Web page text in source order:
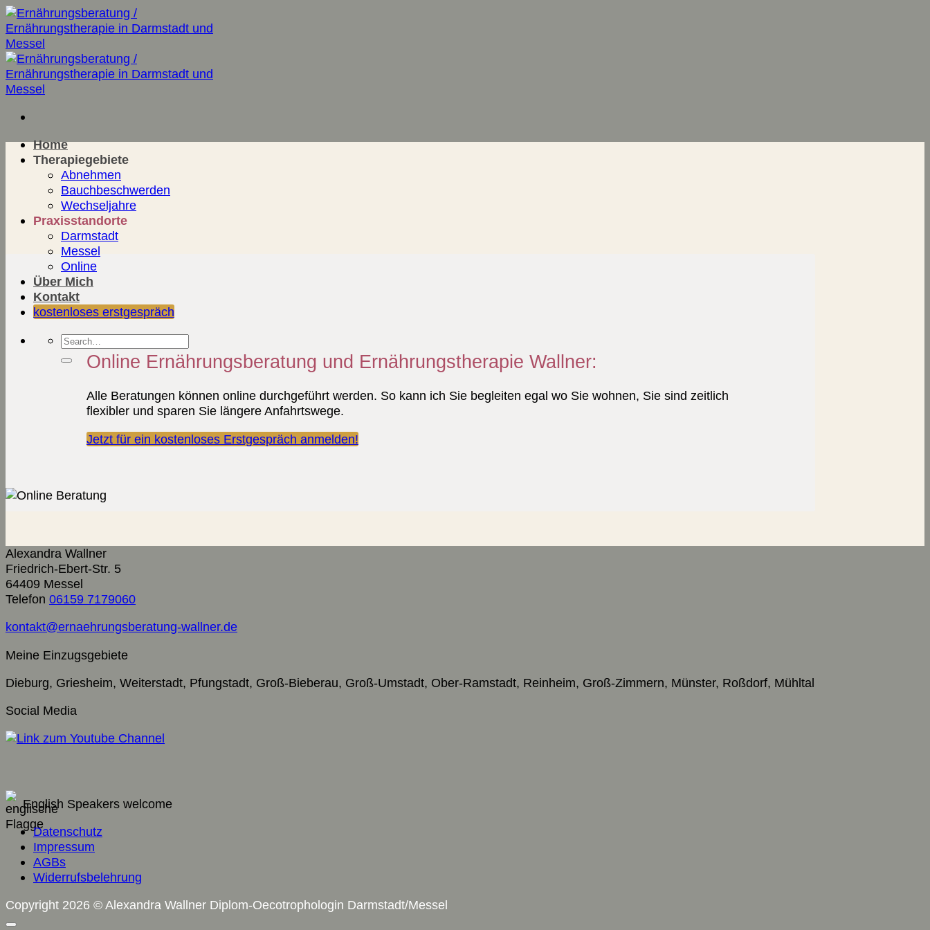
Zum
Inhalt
springen
Home
Therapiegebiete
Abnehmen
Bauchbeschwerden
Wechseljahre
Praxisstandorte
Darmstadt
Messel
Online
Über Mich
Kontakt
kostenloses erstgespräch
Online Ernährungsberatung und Ernährungstherapie Wallner:
Alle Beratungen können online durchgeführt werden. So kann ich Sie begleiten egal wo Sie wohnen, Sie sind zeitlich
flexibler und sparen Sie längere Anfahrtswege.
Jetzt für ein kostenloses Erstgespräch anmelden!
Alexandra Wallner
Friedrich-Ebert-Str. 5
64409 Messel
Telefon 06159 7179060
kontakt@ernaehrungsberatung-wallner.de
Meine Einzugsgebiete
Dieburg, Griesheim, Weiterstadt, Pfungstadt, Groß-Bieberau, Groß-Umstadt, Ober-Ramstadt, Reinheim, Groß-Zimmern, Münster, Roßdorf, Mühltal
Social Media
English Speakers welcome
Datenschutz
Impressum
AGBs
Widerrufsbelehrung
Copyright 2026 © Alexandra Wallner Diplom-Oecotrophologin Darmstadt/Messel